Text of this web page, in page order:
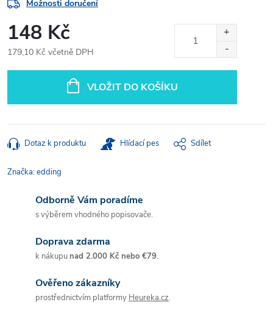
Možnosti doručení
148 Kč
179,10 Kč včetně DPH
VLOŽIT DO KOŠÍKU
Dotaz k produktu Hlídací pes Sdílet
Značka:edding
Odborně Vám poradíme
s výběrem vhodného popisovače.
Doprava zdarma
k nákupunad 2.000 Kč nebo €79.
Ověřeno zákazníky
prostřednictvím platformy Heureka.cz.